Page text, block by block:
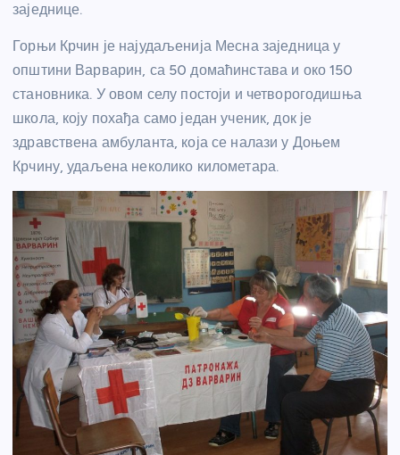
заједнице.
Горњи Крчин је најудаљенија Месна заједница у
општини Варварин, са 50 домаћинстава и око 150
становника. У овом селу постоји и четворогодишња
школа, коју похађа само један ученик, док је
здравствена амбуланта, која се налази у Доњем
Крчину, удаљена неколико километара.